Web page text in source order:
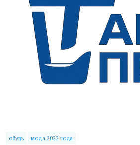
обувь мода 2022 года